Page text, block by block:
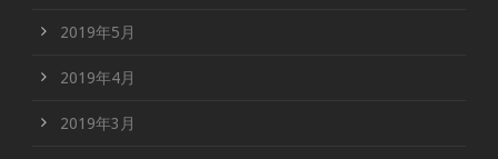
2019年5月
2019年4月
2019年3月